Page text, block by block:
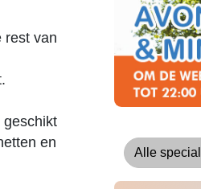
rest van
geschikt
en
Alle